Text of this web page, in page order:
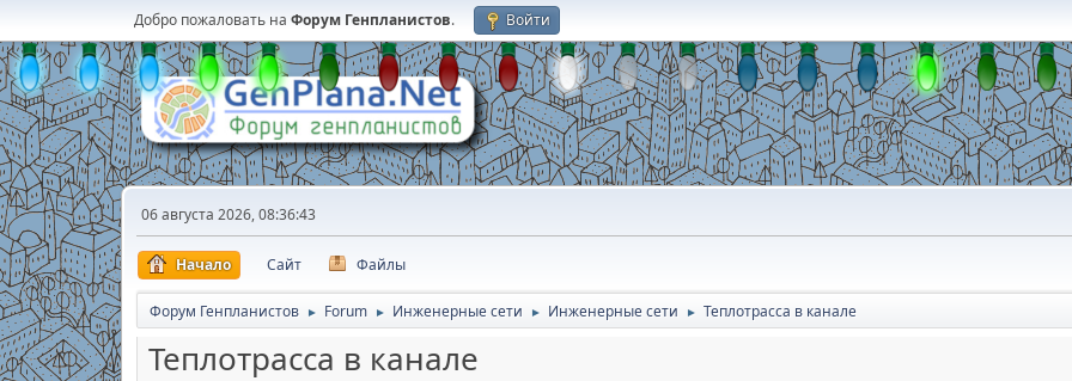
Добро пожаловать на Форум Генпланистов. Войти
06 августа 2026, 08:36:43
Начало Сайт Файлы
Форум Генпланистов ► Forum ► Инженерные сети ► Инженерные сети ► Теплотрасса в канале
Теплотрасса в канале